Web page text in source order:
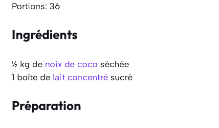
Portions: 36
Ingrédients
½ kg de noix de coco séchée
1 boîte de lait concentré sucré
Préparation